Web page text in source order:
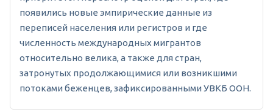
появились новые эмпирические данные из
переписей населения или регистров и где
численность международных мигрантов
относительно велика, а также для стран,
затронутых продолжающимися или возникшими
потоками беженцев, зафиксированными УВКБ ООН.